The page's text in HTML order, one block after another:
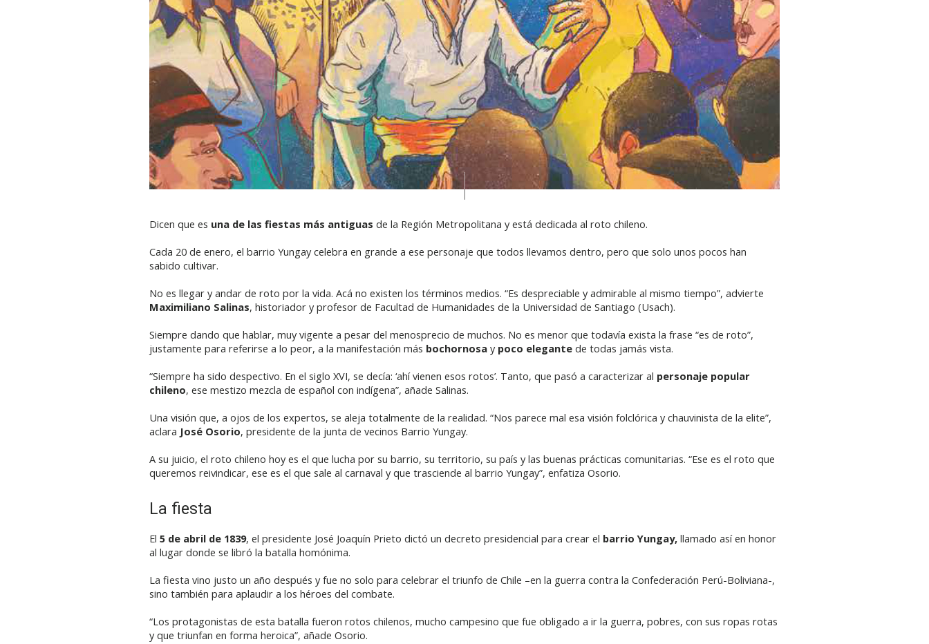
Dicen que es una de las fiestas más antiguas de la Región Metropolitana y está dedicada al roto chileno.
Cada 20 de enero, el barrio Yungay celebra en grande a ese personaje que todos llevamos dentro, pero que solo unos pocos han
sabido cultivar.
No es llegar y andar de roto por la vida. Acá no existen los términos medios. “Es despreciable y admirable al mismo tiempo”, advierte
Maximiliano Salinas, historiador y profesor de Facultad de Humanidades de la Universidad de Santiago (Usach).
Siempre dando que hablar, muy vigente a pesar del menosprecio de muchos. No es menor que todavía exista la frase “es de roto”,
justamente para referirse a lo peor, a la manifestación más bochornosa y poco elegante de todas jamás vista.
“Siempre ha sido despectivo. En el siglo XVI, se decía: ‘ahí vienen esos rotos’. Tanto, que pasó a caracterizar al personaje popular
chileno, ese mestizo mezcla de español con indígena”, añade Salinas.
Una visión que, a ojos de los expertos, se aleja totalmente de la realidad. “Nos parece mal esa visión folclórica y chauvinista de la elite”,
aclara José Osorio, presidente de la junta de vecinos Barrio Yungay.
A su juicio, el roto chileno hoy es el que lucha por su barrio, su territorio, su país y las buenas prácticas comunitarias. “Ese es el roto que
queremos reivindicar, ese es el que sale al carnaval y que trasciende al barrio Yungay”, enfatiza Osorio.
La fiesta
El 5 de abril de 1839, el presidente José Joaquín Prieto dictó un decreto presidencial para crear el barrio Yungay, llamado así en honor
al lugar donde se libró la batalla homónima.
La fiesta vino justo un año después y fue no solo para celebrar el triunfo de Chile –en la guerra contra la Confederación Perú-Boliviana-,
sino también para aplaudir a los héroes del combate.
“Los protagonistas de esta batalla fueron rotos chilenos, mucho campesino que fue obligado a ir la guerra, pobres, con sus ropas rotas
y que triunfan en forma heroica”, añade Osorio.